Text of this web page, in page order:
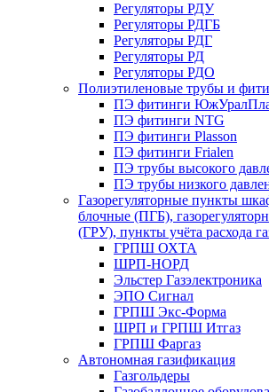
Регуляторы РДУ
Регуляторы РДГБ
Регуляторы РДГ
Регуляторы РД
Регуляторы РДО
Полиэтиленовые трубы и
ПЭ фитинги
ПЭ фитинги NTG
ПЭ фитинги Plasson
ПЭ фитинги Frialen
ПЭ трубы высокого
ПЭ трубы низкого
Газорегуляторные пункты
блочные (ПГБ),
(ГРУ), пункты учёта расхода
ГРПШ ОХТА
ШРП-НОРД
Эльстер Газэлектроника
ЭПО Сигнал
ГРПШ Экс-Форма
ШРП и ГРПШ Итгаз
ГРПШ Фаргаз
Автономная газификация
Газгольдеры